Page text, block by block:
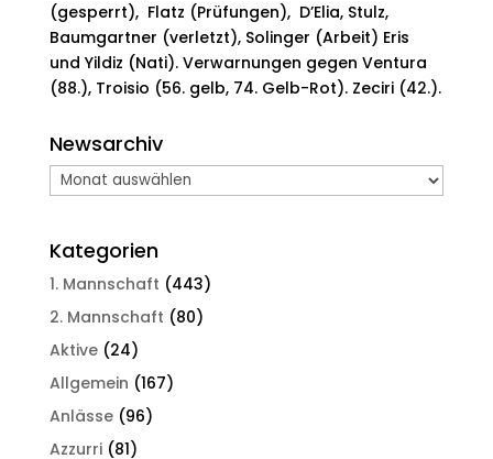
(gesperrt), Flatz (Prüfungen), D’Elia, Stulz,
Baumgartner (verletzt), Solinger (Arbeit) Eris
und Yildiz (Nati). Verwarnungen gegen Ventura
(88.), Troisio (56. gelb, 74. Gelb-Rot). Zeciri (42.).
Newsarchiv
Newsarchiv
Kategorien
1. Mannschaft (443)
2. Mannschaft (80)
Aktive(24)
Allgemein (167)
Anlässe(96)
Azzurri(81)